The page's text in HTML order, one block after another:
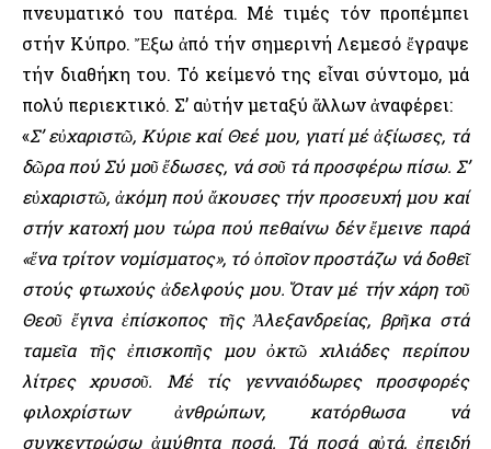
πνευματικό του πατέρα. Μέ τιμές τόν προπέμπει
στήν Κύπρο. Ἔξω ἀπό τήν σημερινή Λεμεσό ἔγραψε
τήν διαθήκη του. Τό κείμενό της εἶναι σύντομο, μά
πολύ περιεκτικό. Σ’ αὐτήν μεταξύ ἄλλων ἀναφέρει:
«Σ’ εὐχαριστῶ, Κύριε καί Θεέ μου, γιατί μέ ἀξίωσες, τά
δῶρα πού Σύ μοῦ ἔδωσες, νά σοῦ τά προσφέρω πίσω. Σ’
εὐχαριστῶ, ἀκόμη πού ἄκουσες τήν προσευχή μου καί
στήν κατοχή μου τώρα πού πεθαίνω δέν ἔμεινε παρά
«ἕνα τρίτον νομίσματος», τό ὁποῖον προστάζω νά δοθεῖ
στούς φτωχούς ἀδελφούς μου. Ὅταν μέ τήν χάρη τοῦ
Θεοῦ ἔγινα ἐπίσκοπος τῆς Ἀλεξανδρείας, βρῆκα στά
ταμεῖα τῆς ἐπισκοπῆς μου ὀκτῶ χιλιάδες περίπου
λίτρες χρυσοῦ. Μέ τίς γενναιόδωρες προσφορές
φιλοχρίστων ἀνθρώπων, κατόρθωσα νά
συγκεντρώσω ἀμύθητα ποσά. Τά ποσά αὐτά, ἐπειδή